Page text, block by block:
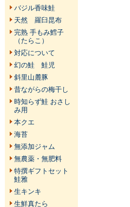
バジル香味鮭
天然 羅臼昆布
完熟 手もみ鱈子
（たらこ）
対応について
幻の鮭 鮭児
斜里山麓豚
昔ながらの梅干し
時知らず鮭 おさし
み用
本クエ
海苔
無添加ジャム
無農薬・無肥料
特撰ギフトセット
鮭雅
生キンキ
生鮮真たら